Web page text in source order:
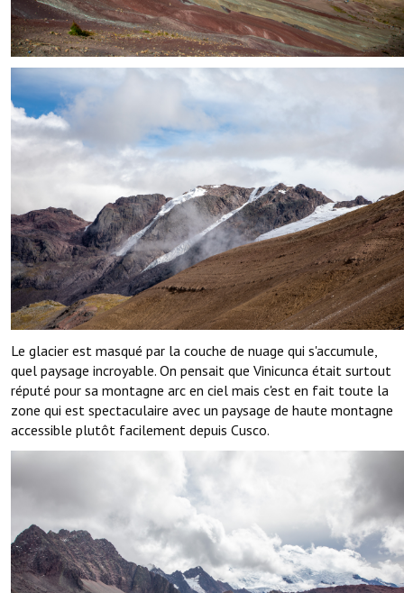
Le glacier est masqué par la couche de nuage qui s'accumule,
quel paysage incroyable. On pensait que Vinicunca était surtout
réputé pour sa montagne arc en ciel mais c'est en fait toute la
zone qui est spectaculaire avec un paysage de haute montagne
accessible plutôt facilement depuis Cusco.